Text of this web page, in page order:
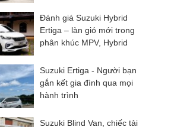
Đánh giá Suzuki Hybrid
Ertiga – làn gió mới trong
phân khúc MPV, Hybrid
Suzuki Ertiga - Người bạn
gắn kết gia đình qua mọi
hành trình
Suzuki Blind Van, chiếc tải